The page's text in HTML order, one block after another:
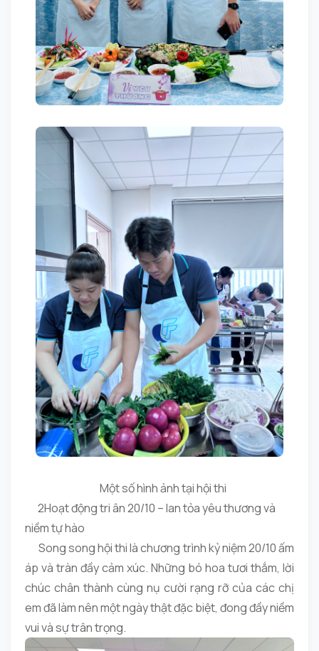
Một số hình ảnh tại hội thi
2️Hoạt động tri ân 20/10 – lan tỏa yêu thương và
niềm tự hào
Song song hội thi là chương trình kỷ niệm 20/10 ấm
áp và tràn đầy cảm xúc. Những bó hoa tươi thắm, lời
chúc chân thành cùng nụ cười rạng rỡ của các chị
em đã làm nên một ngày thật đặc biệt, đong đầy niềm
vui và sự trân trọng.